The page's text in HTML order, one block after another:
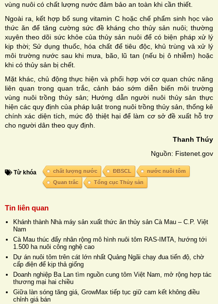
vùng nuôi có chất lượng nước đảm bảo an toàn khi cần thiết.
Ngoài ra, kết hợp bổ sung vitamin C hoặc chế phẩm sinh học vào
thức ăn để tăng cường sức đề kháng cho thủy sản nuôi; thường
xuyên theo dõi sức khỏe của thủy sản nuôi để có biện pháp xử lý
kịp thời; Sử dụng thuốc, hóa chất để tiêu độc, khủ trùng và xử lý
môi trường nước sau khi mưa, bão, lũ tan (nếu bị ô nhiễm) hoặc
khi có thủy sản bị chết.
Mặt khác, chủ động thực hiện và phối hợp với cơ quan chức năng
liên quan trong quan trắc, cảnh báo sớm diễn biến môi trường
vùng nuôi trồng thủy sản; Hướng dẫn người nuôi thủy sản thực
hiện các quy định của pháp luật trong nuôi trồng thủy sản, thống kê
chính xác diện tích, mức độ thiệt hại để làm cơ sở đề xuất hỗ trợ
cho người dân theo quy định.
Thanh Thúy
Nguồn: Fistenet.gov
Từ khóa chất lượng nước ĐBSCL
nước nuôi tôm
Quan trắc
Tổng cục Thủy sản
Tin liên quan
Khánh thành Nhà máy sản xuất thức ăn thủy sản Cà Mau – C.P. Việt
Nam
Cà Mau thúc đẩy nhân rộng mô hình nuôi tôm RAS-IMTA, hướng tới
1.500 ha nuôi công nghệ cao
Dự án nuôi tôm trên cát lớn nhất Quảng Ngãi chạy đua tiến độ, chờ
cấp điện để kịp thả giống
Doanh nghiệp Ba Lan tìm nguồn cung tôm Việt Nam, mở rộng hợp tác
thương mại hai chiều
Giữa làn sóng tăng giá, GrowMax tiếp tục giữ cam kết không điều
chỉnh giá bán